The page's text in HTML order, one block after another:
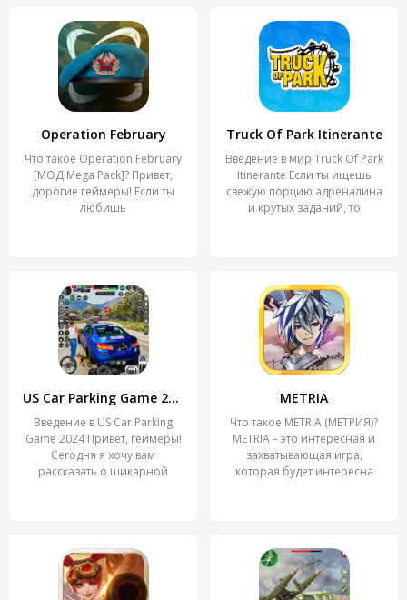
Operation February
Что такое Operation February
[МОД Mega Pack]? Привет,
дорогие геймеры! Если ты
любишь
Truck Of Park Itinerante
Введение в мир Truck Of Park
Itinerante Если ты ищешь
свежую порцию адреналина
и крутых заданий, то
US Car Parking Game 2024
Введение в US Car Parking
Game 2024 Привет, геймеры!
Сегодня я хочу вам
рассказать о шикарной
METRIA
Что такое METRIA (МЕТРИЯ)?
METRIA – это интересная и
захватывающая игра,
которая будет интересна